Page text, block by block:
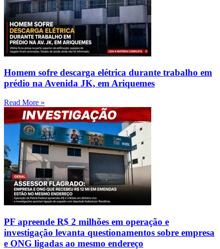
Homem sofre descarga elétrica durante trabalho em
prédio na Avenida JK, em Ariquemes
Read More »
PF apreende R$ 2 milhões em operação e
investigação levanta questionamentos sobre empresa
e ONG ligadas ao mesmo endereço